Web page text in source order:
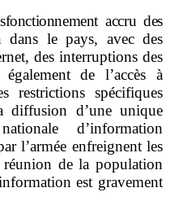
accru des
dans le pays, avec des
des interruptions des
de l’accès à
restrictions spécifiques
diffusion d’une unique
d’information
l’armée enfreignent les
réunion de la population
est gravement